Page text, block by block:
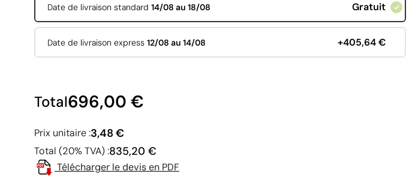
Date de livraison standard 14/08 au 18/08 Gratuit
Date de livraison express 12/08 au 14/08 +405,64 €
Total696,00 €
Prix unitaire :3,48 €
Total (20% TVA) :835,20 €
Télécharger le devis en PDF